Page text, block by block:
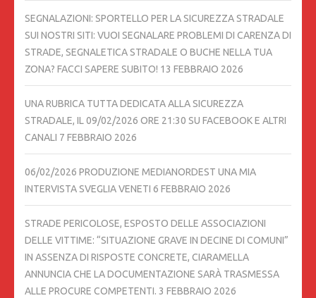
SEGNALAZIONI: SPORTELLO PER LA SICUREZZA STRADALE
SUI NOSTRI SITI: VUOI SEGNALARE PROBLEMI DI CARENZA DI
STRADE, SEGNALETICA STRADALE O BUCHE NELLA TUA
ZONA? FACCI SAPERE SUBITO! 13 FEBBRAIO 2026
UNA RUBRICA TUTTA DEDICATA ALLA SICUREZZA
STRADALE, IL 09/02/2026 ORE 21:30 SU FACEBOOK E ALTRI
CANALI 7 FEBBRAIO 2026
06/02/2026 PRODUZIONE MEDIANORDEST UNA MIA
INTERVISTA SVEGLIA VENETI 6 FEBBRAIO 2026
STRADE PERICOLOSE, ESPOSTO DELLE ASSOCIAZIONI
DELLE VITTIME: “SITUAZIONE GRAVE IN DECINE DI COMUNI”
IN ASSENZA DI RISPOSTE CONCRETE, CIARAMELLA
ANNUNCIA CHE LA DOCUMENTAZIONE SARÀ TRASMESSA
ALLE PROCURE COMPETENTI. 3 FEBBRAIO 2026